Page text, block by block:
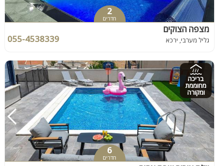
2
חדרים
מצפה הצוקים
גליל מערבי, ירכא 055-4538339
בריכה
מחוממת
ומקורה
6
חדרים